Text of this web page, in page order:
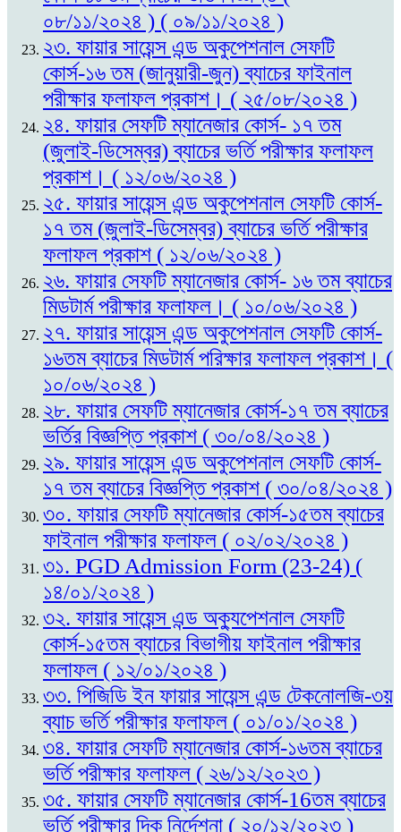
০৮/১১/২০২৪ ) ( ০৯/১১/২০২৪ )
২৩. ফায়ার সায়েন্স এন্ড অকুপেশনাল সেফটি
কোর্স-১৬ তম (জানুয়ারী-জুন) ব্যাচের ফাইনাল
পরীক্ষার ফলাফল প্রকাশ। ( ২৫/০৮/২০২৪ )
২৪. ফায়ার সেফটি ম্যানেজার কোর্স- ১৭ তম
(জুলাই-ডিসেম্বর) ব্যাচের ভর্তি পরীক্ষার ফলাফল
প্রকাশ। ( ১২/০৬/২০২৪ )
২৫. ফায়ার সায়েন্স এন্ড অকুপেশনাল সেফটি কোর্স-
১৭ তম (জুলাই-ডিসেম্বর) ব্যাচের ভর্তি পরীক্ষার
ফলাফল প্রকাশ ( ১২/০৬/২০২৪ )
২৬. ফায়ার সেফটি ম্যানেজার কোর্স- ১৬ তম ব্যাচের
মিডটার্ম পরীক্ষার ফলাফল। ( ১০/০৬/২০২৪ )
২৭. ফায়ার সায়েন্স এন্ড অকুপেশনাল সেফটি কোর্স-
১৬তম ব্যাচের মিডটার্ম পরিক্ষার ফলাফল প্রকাশ। (
১০/০৬/২০২৪ )
২৮. ফায়ার সেফটি ম্যানেজার কোর্স-১৭ তম ব্যাচের
ভর্তির বিজ্ঞপ্তি প্রকাশ ( ৩০/০৪/২০২৪ )
২৯. ফায়ার সায়েন্স এন্ড অকুপেশনাল সেফটি কোর্স-
১৭ তম ব্যাচের বিজ্ঞপ্তি প্রকাশ ( ৩০/০৪/২০২৪ )
৩০. ফায়ার সেফটি ম্যানেজার কোর্স-১৫তম ব্যাচের
ফাইনাল পরীক্ষার ফলাফল ( ০২/০২/২০২৪ )
৩১. PGD Admission Form (23-24) (
১৪/০১/২০২৪ )
৩২. ফায়ার সায়েন্স এন্ড অক্যুপেশনাল সেফটি
কোর্স-১৫তম ব্যাচের বিভাগীয় ফাইনাল পরীক্ষার
ফলাফল ( ১২/০১/২০২৪ )
৩৩. পিজিডি ইন ফায়ার সায়েন্স এন্ড টেকনোলজি-৩য়
ব্যাচ ভর্তি পরীক্ষার ফলাফল ( ০১/০১/২০২৪ )
৩৪. ফায়ার সেফটি ম্যানেজার কোর্স-১৬তম ব্যাচের
ভর্তি পরীক্ষার ফলাফল ( ২৬/১২/২০২৩ )
৩৫. ফায়ার সেফটি ম্যানেজার কোর্স-16তম ব্যাচের
ভর্তি পরীক্ষার দিক নির্দেশনা ( ২০/১২/২০২৩ )